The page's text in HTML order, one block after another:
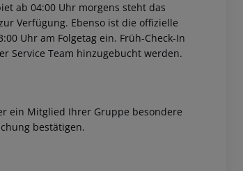
ab 04:00 Uhr morgens steht das
Verfügung. Ebenso ist die offizielle
Uhr am Folgetag ein. Früh-Check-In
Service Team hinzugebucht werden.
ein Mitglied Ihrer Gruppe besondere
bestätigen.